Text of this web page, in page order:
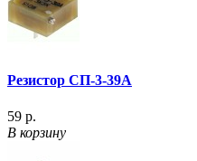
Резистор СП-3-39А
59 р.
В корзину